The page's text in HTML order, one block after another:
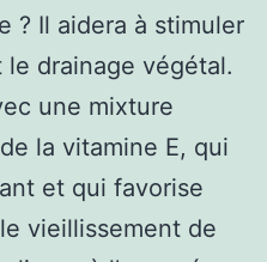
? Il aidera à stimuler
drainage végétal.
une mixture
la vitamine E, qui
et qui favorise
vieillissement de